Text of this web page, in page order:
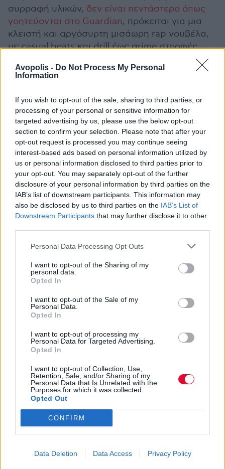
Avopolis - Do Not Process My Personal
Information
If you wish to opt-out of the sale, sharing to third parties, or
processing of your personal or sensitive information for
targeted advertising by us, please use the below opt-out
section to confirm your selection. Please note that after your
opt-out request is processed you may continue seeing
interest-based ads based on personal information utilized by
us or personal information disclosed to third parties prior to
your opt-out. You may separately opt-out of the further
disclosure of your personal information by third parties on the
IAB’s list of downstream participants. This information may
also be disclosed by us to third parties on the IAB’s List of
Downstream Participants that may further disclose it to other
Personal Data Processing Opt Outs
I want to opt-out of the Sharing of my
personal data.
Opted In
I want to opt-out of the Sale of my
Personal Data.
Opted In
I want to opt-out of processing my
Personal Data for Targeted Advertising.
Opted In
I want to opt-out of Collection, Use,
Retention, Sale, and/or Sharing of my
Personal Data that Is Unrelated with the
Purposes for which it was collected.
Opted Out
CONFIRM
Data Deletion Data Access Privacy Policy
συρραφή υλικών, δεν είναι πεντάστερο όπως
γοητεύονται στο Guardian, πρόκειται για μια
κλειστή και αργόσυρτη μισάωρη rap νουβέλα,
με casual beats και drill έως grime στροφές,
που μπορεί να μην έχει υπερβατικές γωνίες,
αλλά φανερώνει προσωπικότητα. Το τελευταίο
συνέχεια. Επί του παρόντος, ασυζητητί
εξασφαλίζει επανακροάσεις, χάρη στον
κολλητικό moody κι υπνωτικό βηματισμό της.
Ακολούθησε το Avopolis Network στο
MOOD OF THE DAY